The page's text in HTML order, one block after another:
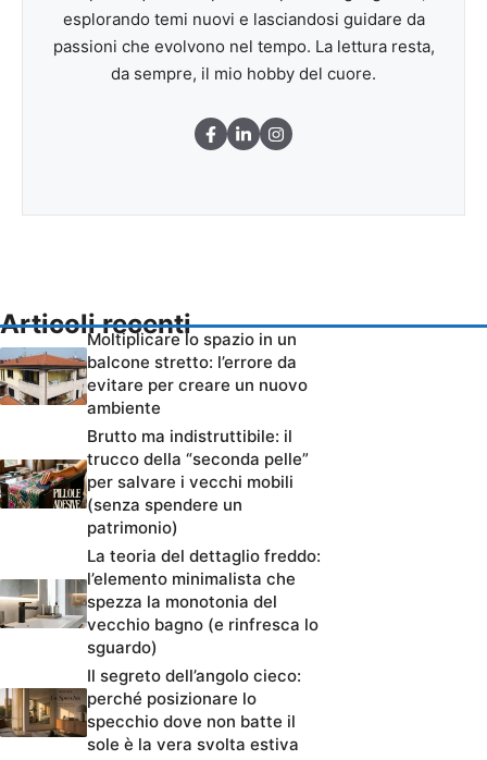
esplorando temi nuovi e lasciandosi guidare da
passioni che evolvono nel tempo. La lettura resta,
da sempre, il mio hobby del cuore.
Articoli recenti
Moltiplicare lo spazio in un
balcone stretto: l’errore da
evitare per creare un nuovo
ambiente
Brutto ma indistruttibile: il
trucco della “seconda pelle”
per salvare i vecchi mobili
(senza spendere un
patrimonio)
La teoria del dettaglio freddo:
l’elemento minimalista che
spezza la monotonia del
vecchio bagno (e rinfresca lo
sguardo)
Il segreto dell’angolo cieco:
perché posizionare lo
specchio dove non batte il
sole è la vera svolta estiva